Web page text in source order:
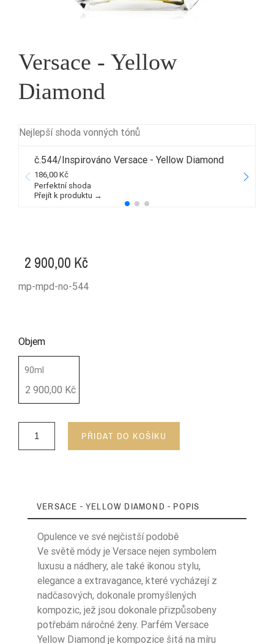
Versace - Yellow
Diamond
Nejlepší shoda vonných tónů
č.544/Inspirováno Versace - Yellow Diamond
186,00 Kč
Perfektní shoda
Přejít k produktu →
2 900,00 Kč
mp-mpd-no-544
Objem
90ml
2 900,00 Kč
PŘIDAT DO KOŠÍKU
VERSACE - YELLOW DIAMOND - POPIS
Opulence ve své nejčistší podobě
Ve světě módy je Versace nejen symbolem
luxusu a nádhery, ale také ikonou stylu,
elegance a extravagance, které vycházejí z
nadčasových, dokonale promyšlených
kompozic, jež jsou dokonale přizpůsobeny
potřebám náročné ženy. Parfém Versace
Yellow Diamond je kompozice šitá na míru